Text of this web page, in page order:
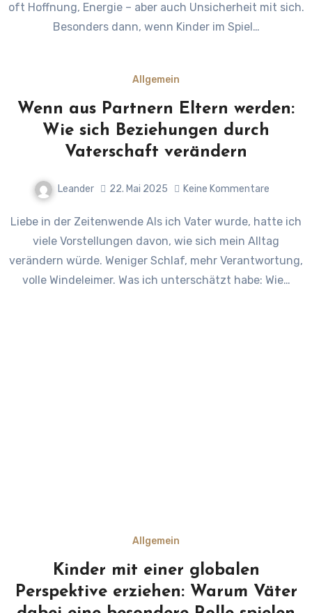
oft Hoffnung, Energie – aber auch Unsicherheit mit sich.
Besonders dann, wenn Kinder im Spiel…
Allgemein
Wenn aus Partnern Eltern werden:
Wie sich Beziehungen durch
Vaterschaft verändern
Leander 22. Mai 2025 Keine Kommentare
Liebe in der Zeitenwende Als ich Vater wurde, hatte ich
viele Vorstellungen davon, wie sich mein Alltag
verändern würde. Weniger Schlaf, mehr Verantwortung,
volle Windeleimer. Was ich unterschätzt habe: Wie…
Allgemein
Kinder mit einer globalen
Perspektive erziehen: Warum Väter